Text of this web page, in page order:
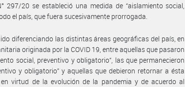
297/20 se estableció una medida de “aislamiento social,
el país, que fuera sucesivamente prorrogada.
diferenciando las distintas áreas geográficas del país, en
originada por la COVID 19, entre aquellas que pasaron
social, preventivo y obligatorio”, las que permanecieron
y obligatorio” y aquellas que debieron retornar a ésta
virtud de la evolución de la pandemia y de acuerdo al